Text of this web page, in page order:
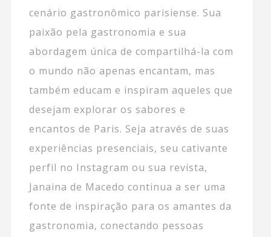
cenário gastronômico parisiense. Sua
paixão pela gastronomia e sua
abordagem única de compartilhá-la com
o mundo não apenas encantam, mas
também educam e inspiram aqueles que
desejam explorar os sabores e
encantos de Paris. Seja através de suas
experiências presenciais, seu cativante
perfil no Instagram ou sua revista,
Janaina de Macedo continua a ser uma
fonte de inspiração para os amantes da
gastronomia, conectando pessoas